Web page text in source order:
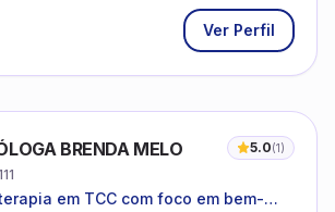
Ver Perfil
BRENDA MELO 5.0(1)
em TCC com foco em bem-